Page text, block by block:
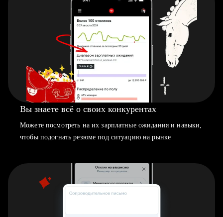
Вы знаете всё о своих конкурентах
Можете посмотреть на их зарплатные ожидания и навыки,
чтобы подогнать резюме под ситуацию на рынке